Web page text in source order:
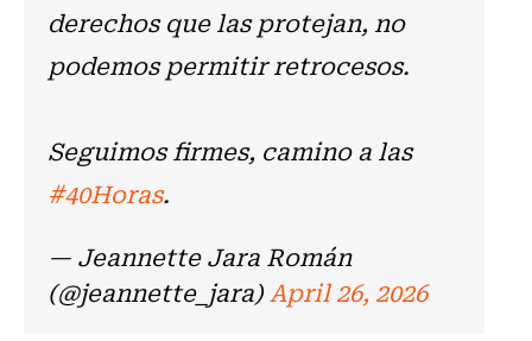
derechos que las protejan, no
podemos permitir retrocesos.
Seguimos firmes, camino a las
#40Horas.
— Jeannette Jara Román
(@jeannette_jara)April 26, 2026